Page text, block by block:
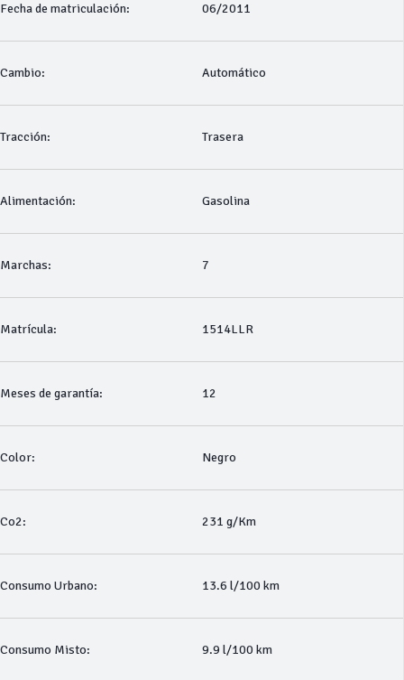
Fecha de matriculación: 06/2011
Cambio: Automático
Tracción: Trasera
Alimentación: Gasolina
Marchas: 7
Matrícula: 1514LLR
Meses de garantía: 12
Color: Negro
Co2: 231 g/Km
Consumo Urbano: 13.6 l/100 km
Consumo Misto: 9.9 l/100 km